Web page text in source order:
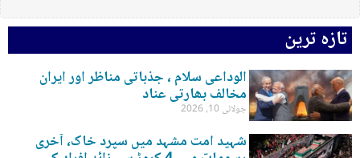
تازہ ترین
الوداعی سلام ، جذباتی مناظر اور ایران
مخالف بھارتی عناد
جولائی 10, 2026
شہید امت مشہد میں سپرد خاک، آخری